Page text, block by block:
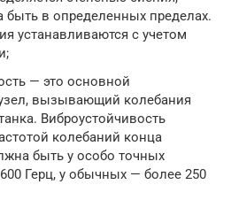
быть в определенных пределах.
устанавливаются с учетом
— это основной
вызывающий колебания
Виброустойчивость
колебаний конца
быть у особо точных
Герц, у обычных — более 250